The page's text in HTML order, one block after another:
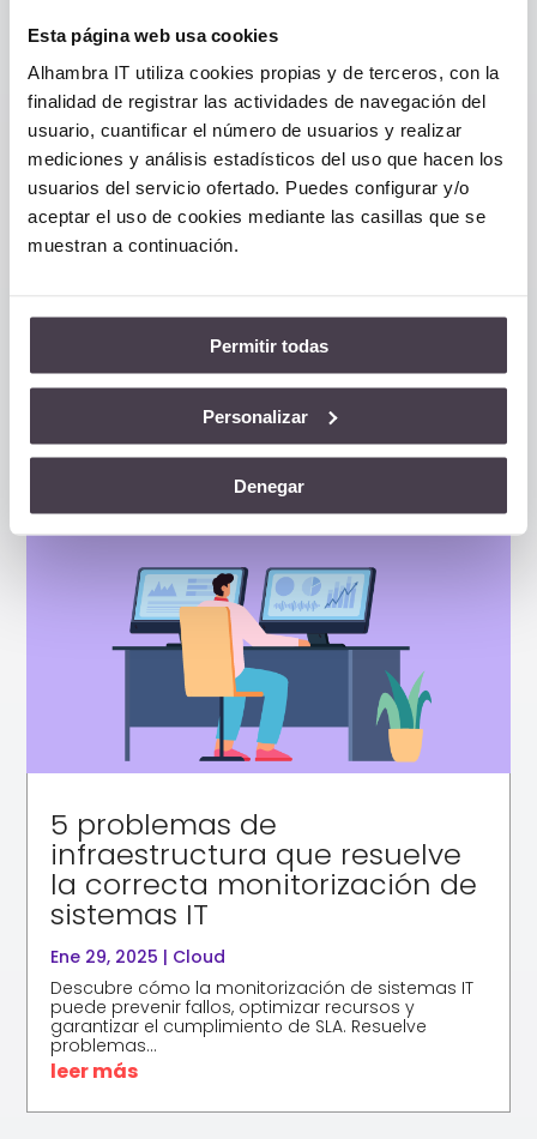
Esta página web usa cookies
Alhambra IT utiliza cookies propias y de terceros, con la
finalidad de registrar las actividades de navegación del
usuario, cuantificar el número de usuarios y realizar
mediciones y análisis estadísticos del uso que hacen los
usuarios del servicio ofertado. Puedes configurar y/o
aceptar el uso de cookies mediante las casillas que se
muestran a continuación.
Permitir todas
Personalizar
Denegar
La correcta gestión de
infraestructuras IT como
motor de la eficiencia
Mar 31, 2025|Cloud
Conoce por qué es importante conseguir una
correcta gestión de infraestructuras IT en las
organizaciones y qué decisiones se deben tomar
5 problemas de
infraestructura que resuelve
la correcta monitorización de
sistemas IT
Ene 29, 2025 | Cloud
Descubre cómo la monitorización de sistemas IT
puede prevenir fallos, optimizar recursos y
garantizar el cumplimiento de SLA. Resuelve
problemas...
leer más